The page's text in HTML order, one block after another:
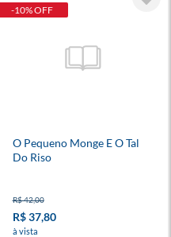
-10% OFF
O Pequeno Monge E O Tal
Do Riso
R$ 42,00
R$ 37,80
à vista